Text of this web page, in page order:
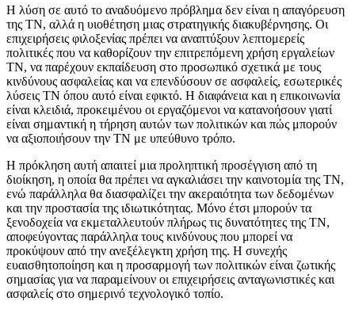
Η λύση σε αυτό το αναδυόμενο πρόβλημα δεν είναι η απαγόρευση
της ΤΝ, αλλά η υιοθέτηση μιας στρατηγικής διακυβέρνησης. Οι
επιχειρήσεις φιλοξενίας πρέπει να αναπτύξουν λεπτομερείς
πολιτικές που να καθορίζουν την επιτρεπόμενη χρήση εργαλείων
ΤΝ, να παρέχουν εκπαίδευση στο προσωπικό σχετικά με τους
κινδύνους ασφαλείας και να επενδύσουν σε ασφαλείς, εσωτερικές
λύσεις ΤΝ όπου αυτό είναι εφικτό. Η διαφάνεια και η επικοινωνία
είναι κλειδιά, προκειμένου οι εργαζόμενοι να κατανοήσουν γιατί
είναι σημαντική η τήρηση αυτών των πολιτικών και πώς μπορούν
να αξιοποιήσουν την ΤΝ με υπεύθυνο τρόπο.
Η πρόκληση αυτή απαιτεί μια προληπτική προσέγγιση από τη
διοίκηση, η οποία θα πρέπει να αγκαλιάσει την καινοτομία της ΤΝ,
ενώ παράλληλα θα διασφαλίζει την ακεραιότητα των δεδομένων
και την προστασία της ιδιωτικότητας. Μόνο έτσι μπορούν τα
ξενοδοχεία να εκμεταλλευτούν πλήρως τις δυνατότητες της ΤΝ,
αποφεύγοντας παράλληλα τους κινδύνους που μπορεί να
προκύψουν από την ανεξέλεγκτη χρήση της. Η συνεχής
ευαισθητοποίηση και η προσαρμογή των πολιτικών είναι ζωτικής
σημασίας για να παραμείνουν οι επιχειρήσεις ανταγωνιστικές και
ασφαλείς στο σημερινό τεχνολογικό τοπίο.